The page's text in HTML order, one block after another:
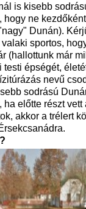
is kisebb
hogy ne
Dunán).
sportos,
(hallottunk már
épségét,
nevű
sodrású
ha előtte részt vett
akkor a trélert